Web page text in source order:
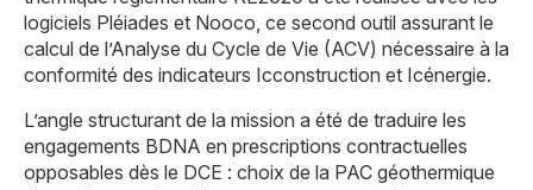
logiciels Pléiades et Nooco, ce second outil assurant le
calcul de l’Analyse du Cycle de Vie (ACV) nécessaire à la
conformité des indicateurs Icconstruction et Icénergie.
L’angle structurant de la mission a été de traduire les
engagements BDNA en prescriptions contractuelles
opposables dès le DCE : choix de la PAC géothermique